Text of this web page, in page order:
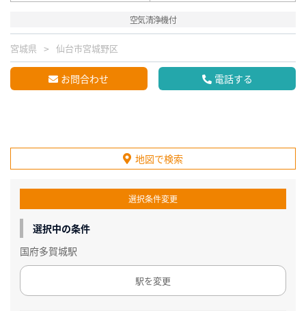
空気清浄機付
宮城県 仙台市宮城野区
お問合わせ 電話する
地図で検索
選択条件変更
選択中の条件
国府多賀城駅
駅を変更